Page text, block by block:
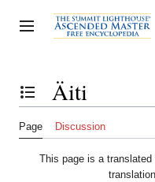
to
content
Toggle sidebar
Toggle the table of contents
Äiti
Page Discussion
This page is a